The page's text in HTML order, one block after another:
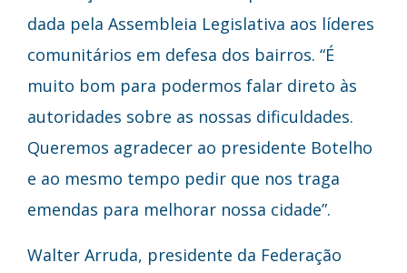
dada pela Assembleia Legislativa aos líderes
comunitários em defesa dos bairros. “É
muito bom para podermos falar direto às
autoridades sobre as nossas dificuldades.
Queremos agradecer ao presidente Botelho
e ao mesmo tempo pedir que nos traga
emendas para melhorar nossa cidade”.
Walter Arruda, presidente da Federação